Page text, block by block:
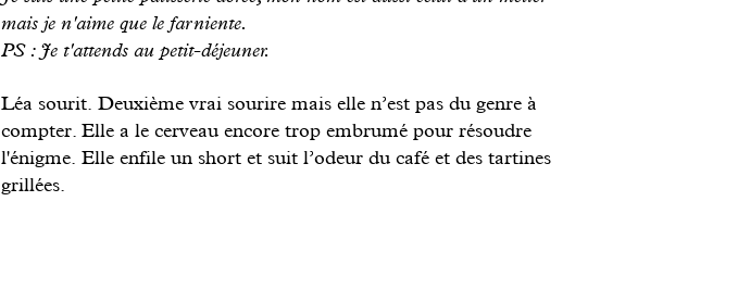
mais je n'aime que le farniente.
PS : Je t'attends au petit-déjeuner.
Léa sourit. Deuxième vrai sourire mais elle n’est pas du genre à
compter. Elle a le cerveau encore trop embrumé pour résoudre
l'énigme. Elle enfile un short et suit l’odeur du café et des tartines
grillées.